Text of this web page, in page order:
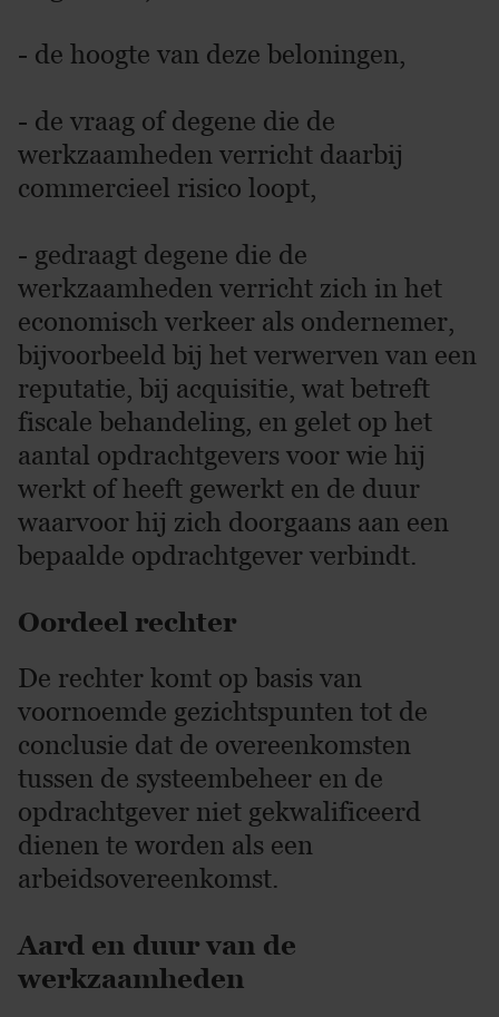
- de hoogte van deze beloningen,
- de vraag of degene die de
werkzaamheden verricht daarbij
commercieel risico loopt,
- gedraagt degene die de
werkzaamheden verricht zich in het
economisch verkeer als ondernemer,
bijvoorbeeld bij het verwerven van een
reputatie, bij acquisitie, wat betreft
fiscale behandeling, en gelet op het
aantal opdrachtgevers voor wie hij
werkt of heeft gewerkt en de duur
waarvoor hij zich doorgaans aan een
bepaalde opdrachtgever verbindt.
Oordeel rechter
De rechter komt op basis van
voornoemde gezichtspunten tot de
conclusie dat de overeenkomsten
tussen de systeembeheer en de
opdrachtgever niet gekwalificeerd
dienen te worden als een
arbeidsovereenkomst.
Aard en duur van de
werkzaamheden